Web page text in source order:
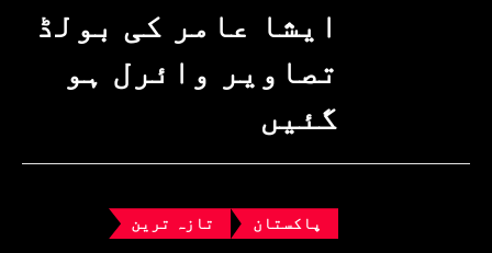
ایشا عامر کی بولڈ
تصاویر وائرل ہو
گئیں
پاکستان تازہ ترین